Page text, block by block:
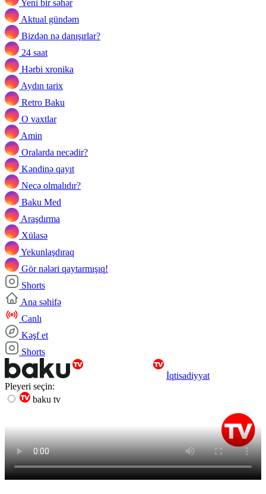
Yeni bir səhər
Aktual gündəm
Bizdən nə danışırlar?
24 saat
Hərbi xronika
Aydın tarix
Retro Baku
O vaxtlar
Amin
Oralarda necədir?
Kəndinə qayıt
Necə olmalıdır?
Baku Med
Araşdırma
Xülasə
Yekunlaşdıraq
Gör nələri qaytarmışıq!
Shorts
Ana səhifə
Canlı
Kəşf et
Shorts
İqtisadiyyat
Pleyeri seçin:
baku tv